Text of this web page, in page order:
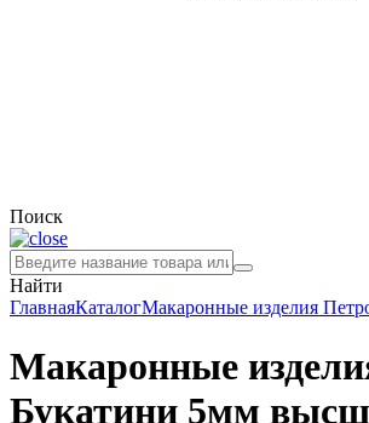
Поиск
Найти
ГлавнаяКаталогМакаронные изделия
Макаронные
Букатини 5мм